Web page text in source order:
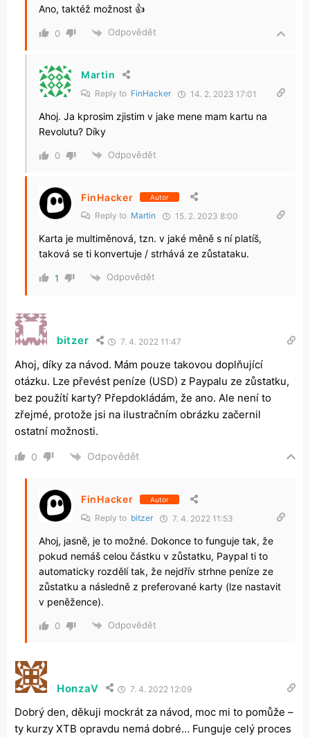
Ano, taktéž možnost 👍
0 Odpovědět
Martin
Reply to FinHacker 14. 2. 2023 17:01
Ahoj. Ja kprosim zjistim v jake mene mam kartu na
Revolutu? Díky
0 Odpovědět
FinHacker Autor
Reply to Martin 15. 2. 2023 8:00
Karta je multiměnová, tzn. v jaké měně s ní platíš,
taková se ti konvertuje / strhává ze zůstataku.
1 Odpovědět
bitzer 7. 4. 2022 11:47
Ahoj, díky za návod. Mám pouze takovou doplňující
otázku. Lze převést peníze (USD) z Paypalu ze zůstatku,
bez použítí karty? Přepdokládám, že ano. Ale není to
zřejmé, protože jsi na ilustračním obrázku začernil
ostatní možnosti.
0 Odpovědět
FinHacker Autor
Reply to bitzer 7. 4. 2022 11:53
Ahoj, jasně, je to možné. Dokonce to funguje tak, že
pokud nemáš celou částku v zůstatku, Paypal ti to
automaticky rozdělí tak, že nejdřív strhne peníze ze
zůstatku a následně z preferované karty (lze nastavit
v peněžence).
0 Odpovědět
HonzaV 7. 4. 2022 12:09
Dobrý den, děkuji mockrát za návod, moc mi to pomůže –
ty kurzy XTB opravdu nemá dobré… Funguje celý proces